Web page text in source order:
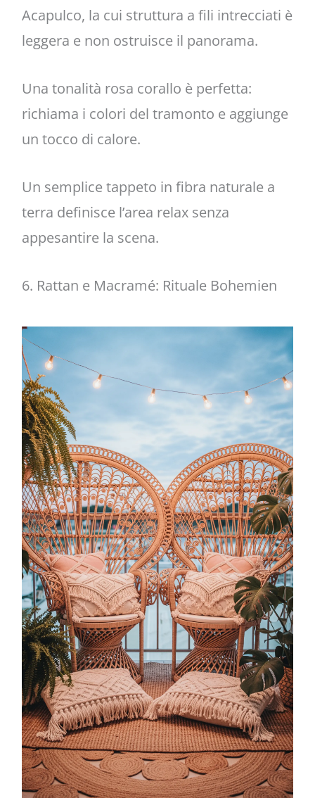
Acapulco, la cui struttura a fili intrecciati è
leggera e non ostruisce il panorama.
Una tonalità rosa corallo è perfetta:
richiama i colori del tramonto e aggiunge
un tocco di calore.
Un semplice tappeto in fibra naturale a
terra definisce l’area relax senza
appesantire la scena.
6. Rattan e Macramé: Rituale Bohemien